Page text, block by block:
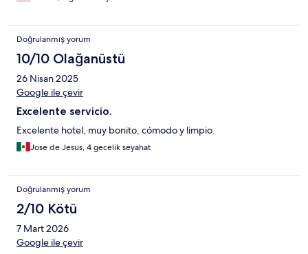
Doğrulanmış yorum
10/10 Olağanüstü
26 Nisan 2025
Google ile çevir
Excelente servicio.
Excelente hotel, muy bonito, cómodo y limpio.
Jose de Jesus, 4 gecelik seyahat
Doğrulanmış yorum
2/10 Kötü
7 Mart 2026
Google ile çevir